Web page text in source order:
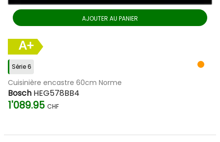
AJOUTER AU PANIER
A+
Série 6
Cuisinière encastre 60cm Norme
Bosch HEG578BB4
1'089.95 CHF